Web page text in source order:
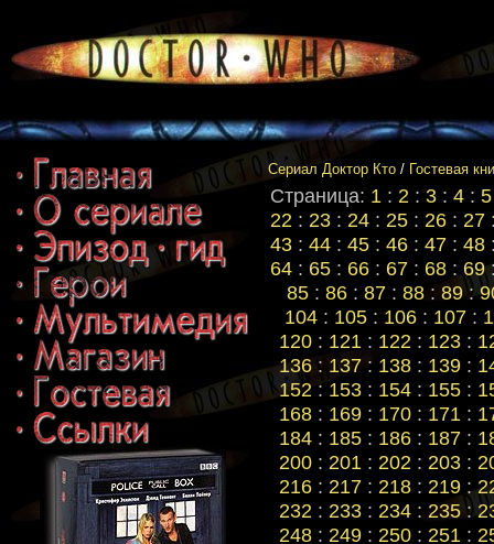
Сериал Доктор Кто / Гостевая
Страница: 1 : 2 : 3 : 4 : 5
22 : 23 : 24 : 25 : 26 : 27
43 : 44 : 45 : 46 : 47 : 48
64 : 65 : 66 : 67 : 68 : 69
85 : 86 : 87 : 88 : 89 :
104 : 105 : 106 : 107 :
120: 121 : 122 : 123:
136: 137: 138: 139:
152 : 153: 154: 155:
168: 169: 170: 171 :
184: 185: 186: 187:
200 : 201 : 202 : 203 :
216: 217: 218: 219:
232 : 233: 234: 235:
248: 249: 250: 251 :